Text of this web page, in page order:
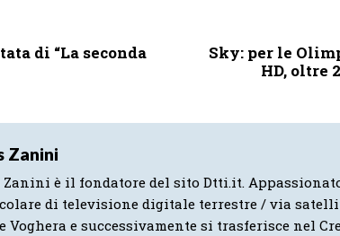
di “La seconda
Sky: per le
HD, oltre
Zanini
Zanini è il fondatore del sito Dtti.it.
di televisione digitale terrestre / via
Voghera e successivamente si trasferisce nel